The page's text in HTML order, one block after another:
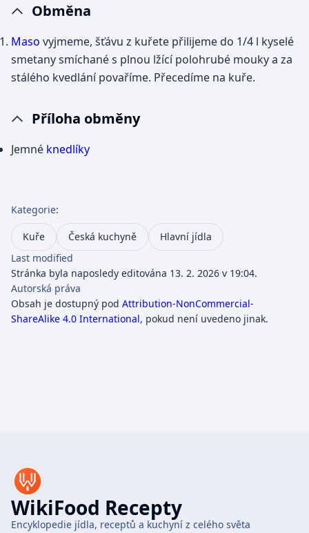
Obměna
Maso vyjmeme, šťávu z kuřete přilijeme do 1/4 l kyselé
smetany smíchané s plnou lžící polohrubé mouky a za
stálého kvedlání povaříme. Přecedíme na kuře.
Příloha obměny
Jemné knedlíky
Kategorie:
Kuře Česká kuchyně
Hlavní jídla
Last modified
Stránka byla naposledy editována 13. 2. 2026 v 19:04.
Autorská práva
Obsah je dostupný pod Attribution-NonCommercial-
ShareAlike 4.0 International, pokud není uvedeno jinak.
WikiFood Recepty
Encyklopedie jídla, receptů a kuchyní z celého světa